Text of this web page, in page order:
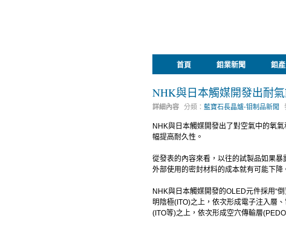
首頁 鉬業新聞 鉬
NHK與日本觸媒開發出耐
詳細內容 分類： 藍寶石長晶爐-钼制品新聞
NHK與日本觸媒開發出了對空氣中的氧
幅提高耐久性。
從發表的內容來看，以往的試製品如果
外部使用的密封材料的成本就有可能下降
NHK與日本觸媒開發的OLED元件採用“
明陰極(ITO)之上，依次形成電子注入層
(ITO等)之上，依次形成空穴傳輸層